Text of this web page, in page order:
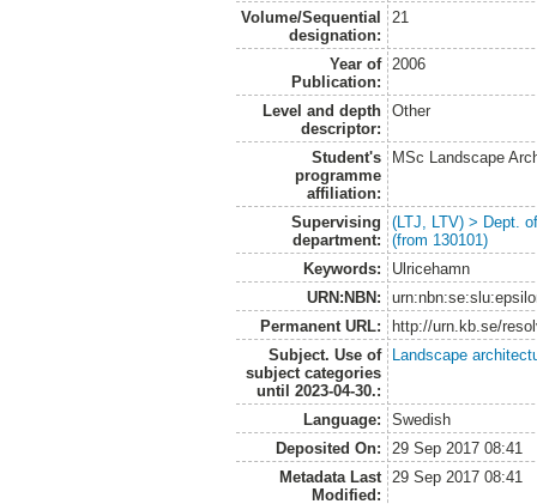
Volume/Sequential
designation:
21
Year of
Publication:
2006
Level and depth
descriptor:
Other
Student's
programme
affiliation:
MSc Landscape
Supervising
department:
(LTJ, LTV) > Dept.
(from 130101)
Keywords:
Ulricehamn
URN:NBN:
Permanent URL:
http://urn.kb.se/
Subject. Use of
subject categories
until 2023-04-30.:
Landscape
Language:
Swedish
Deposited On:
29 Sep 2017 08:41
Metadata Last
Modified:
29 Sep 2017 08:41